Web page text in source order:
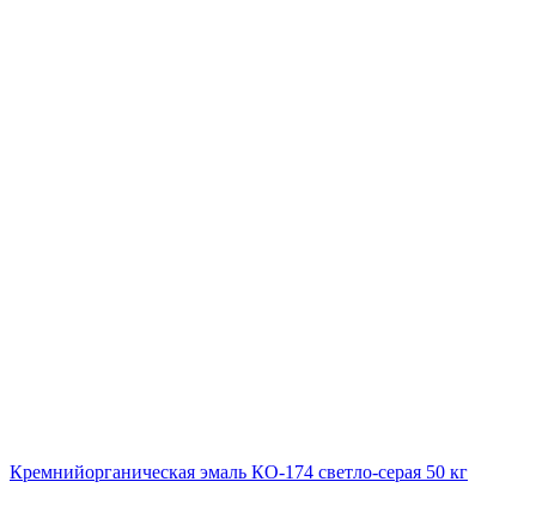
Кремнийорганическая эмаль КО-174 светло-серая 50 кг